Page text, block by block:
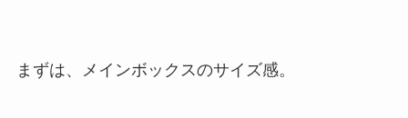
まずは、メインボックスのサイズ感。